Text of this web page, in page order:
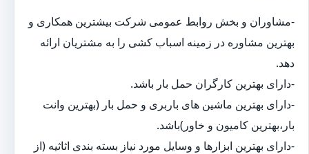
-مشاوران و بخش روابط عمومی شرکت بیشترین همکاری و
بهترین مشاوره در زمینه اسباب کشی را به مشتریان ارائه
دهد.
-دارای بهترین کارگران حمل بار باشد.
-دارای بهترین ماشین های باربری و حمل بار (بهترین وانت
بار،بهترین کامیون و خاور)باشد.
-دارای بهترین ابزارها و وسایل مورد نیاز بسته بندی اثاثیه (از